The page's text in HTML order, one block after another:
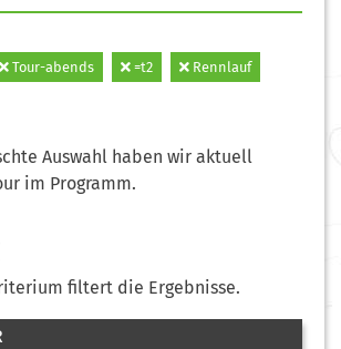
Tour-abends =t2 Rennlauf
Auswahl haben wir aktuell
im Programm.
filtert die Ergebnisse.